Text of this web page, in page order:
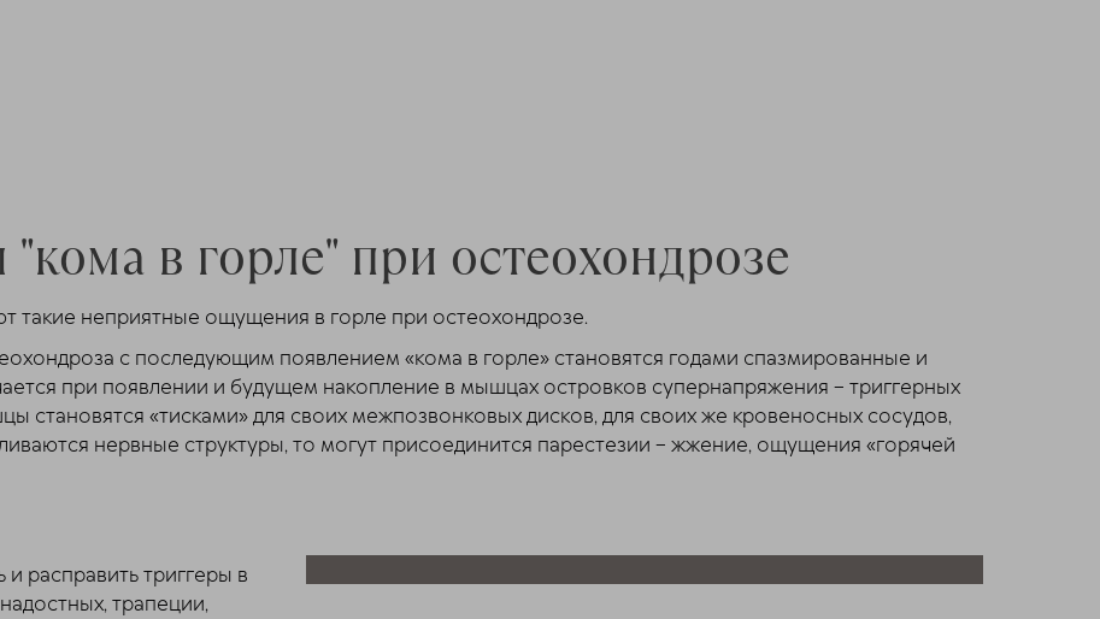
в горле" при остеохондрозе
такие неприятные ощущения в горле при остеохондрозе.
с последующим появлением «кома в горле» становятся годами спазмированные и
при появлении и будущем накопление в мышцах островков супернапряжения – триггерных
«тисками» для своих межпозвонковых дисков, для своих же кровеносных сосудов,
нервные структуры, то могут присоединится парестезии – жжение, ощущения «горячей
расправить триггеры в
трапеции,